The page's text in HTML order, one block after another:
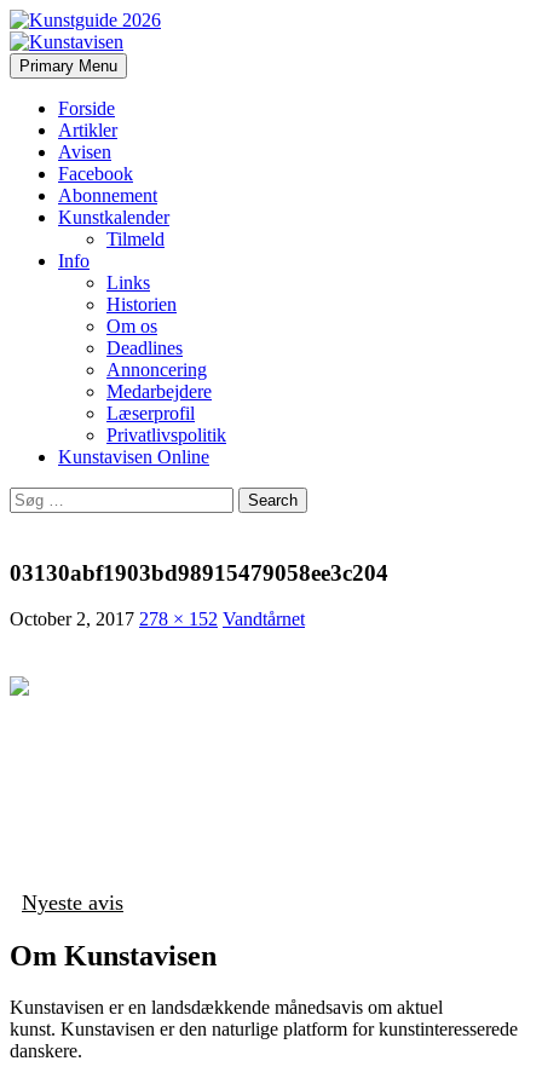
Kunstavisen
Search
Primary Menu Skip
to
Forside
Artikler
Avisen
Facebook
Abonnement
Kunstkalender
Tilmeld
Info
Links
Historien
Om os
Deadlines
Annoncering
Medarbejdere
Læserprofil
Privatlivspolitik
Kunstavisen Online
Search
for:
03130abf1903bd98915479058ee3c204
October 2, 2017 278 × 152 Vandtårnet
Nyeste avis
Om Kunstavisen
Kunstavisen er en landsdækkende månedsavis om aktuel
kunst. Kunstavisen er den naturlige platform for kunstinteresserede
danskere.